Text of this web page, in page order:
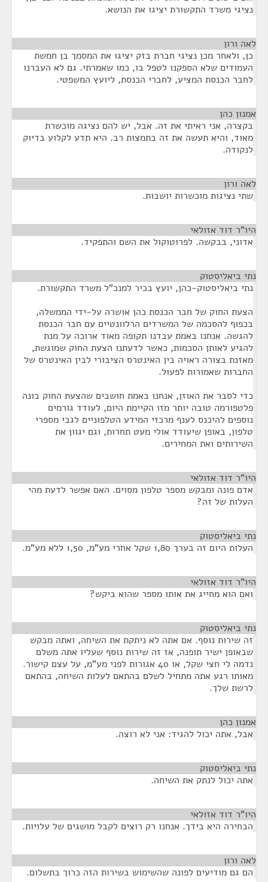
נציגי משרד התקשורת יציגו את הנושא.
לאה ורון
כן, ולאחר מכן נציגי חברת בזק יציגו את המסמך בן חמשת
העמודים שלא הספקנו לטפל בו, כמו שאמרתי. גם לא העברנו
לחבר הכנסת המציע, לחברי הכנסת, ליועץ המשפטי.
אמנון כהן
בקצרה, אני ראיתי את זה. אבל, יש להם נציגה מוכשרת
מאוד, והיא תעשה את זה בתמצות רב. היא תדע לקלוע בדיוק
לנקודה.
לאה ורון
שתי נציגות מוכשרות יושבות.
היו"ר דוד אזולאי
אדוני, בבקשה. לפרוטוקול את השם והתפקיד.
נתי ביאליסטוק
נתי ביאליסטוק-כהן, יועץ בכיר למנכ"ל משרד התקשורת.
הצעת החוק של חבר הכנסת כהן אושרה על-ידי הממשלה,
בכפוף להסכמה של המשרדים הרלוונטיים עם חבר הכנסת
להגשה. אנחנו באמת עבדנו תקופה מאוד ארוכה על מנת
להגיע לאותן הסכמות, כאשר לדעתנו הצעת החוק שמוגשת,
מאזנת בצורה ראויה בין האינטרס הציבורי לבין האינטרס של
החברות שאמורות לפעול.
כדי לסבר את האוזן, אנחנו באמת חושבים שהצעת החוק בונה
פלטפורמה טובה יותר מזו הקיימת היום, לעודד גורמים
נוספים להיכנס לענף מרכזי המידע הטלפוניים לגבי מספרי
טלפון, באופן שיעודד אולי מעט תחרות, וגם יגוון את
השירותים ואת המחירים.
היו"ר דוד אזולאי
אדם פונה ומבקש מספר טלפון מסוים. האם אפשר לדעת מהי
העלות של זה?
נתי ביאליסטוק
העלות היום זה בערך 1,80 שקל אחרי מע"מ, 1,50 ללא מע"מ.
היו"ר דוד אזולאי
ואם הוא מחייג את אותו מספר שהוא ביקש?
נתי ביאליסטוק
זה שירות נוסף. אם אתה לא ניתקת את השיחה, ואתה מבקש
שבאופן ישיר תופנה, אז זה שירות נוסף שעליו אתה משלם
נדמה לי חצי שקל, או 40 אגורות לפני מע"מ, על עצם קישור.
מאותו רגע אתה מתחיל לשלם בהתאם לעלות השיחה, בהתאם
לרשת שלך.
אמנון כהן
אבל, אתה יכול להגיד: אני לא רוצה.
נתי ביאליסטוק
אתה יכול לנתק את השיחה.
היו"ר דוד אזולאי
הבחירה היא בידך. אנחנו רק רוצים לקבל מושגים של עלויות.
לאה ורון
הם גם מודיעים לפונה שהשימוש בשירות הזה כרוך בתשלום.